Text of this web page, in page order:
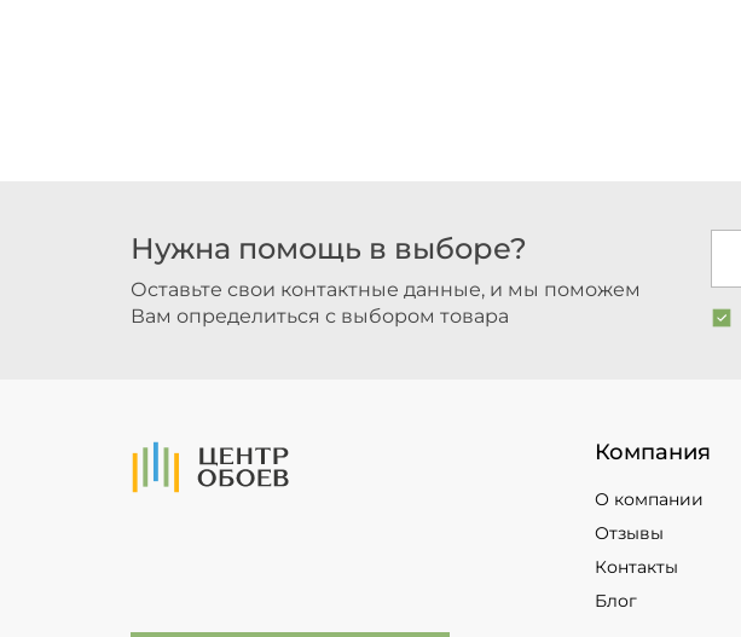
Нужна помощь в выборе?
Оставьте свои контактные данные, и мы поможем
Вам определиться с выбором товара
На Главную Компания
О компании
Отзывы
Контакты
Блог